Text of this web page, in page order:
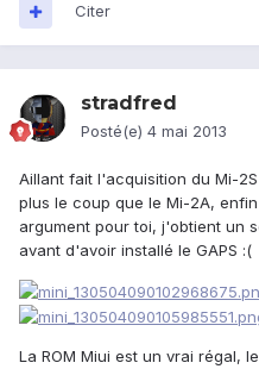
Citer
stradfred
Posté(e) 4 mai 2013
Aillant fait l'acquisition du Mi-
plus le coup que le Mi-2A,
argument pour toi, j'obtient un
avant d'avoir installé le GAPS :(
La ROM Miui est un vrai régal,